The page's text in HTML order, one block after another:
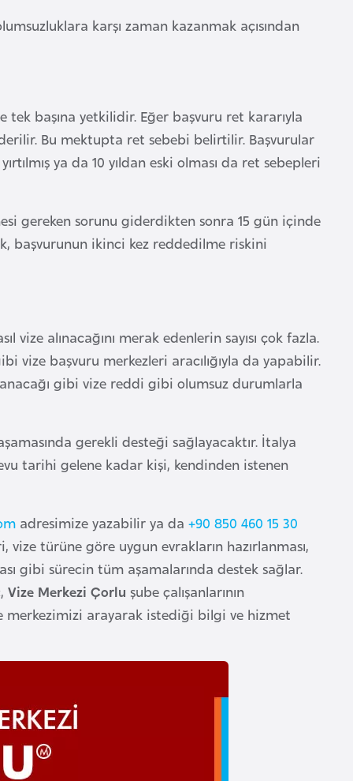
karşı zaman kazanmak açısından
tek başına yetkilidir. Eğer başvuru ret kararıyla
Bu mektupta ret sebebi belirtilir. Başvurular
ya da 10 yıldan eski olması da ret sebepleri
gereken sorunu giderdikten sonra 15 gün içinde
başvurunun ikinci kez reddedilme riskini
alınacağını merak edenlerin sayısı çok fazla.
vize başvuru merkezleri aracılığıyla da yapabilir.
gibi vize reddi gibi olumsuz durumlarla
gerekli desteği sağlayacaktır. İtalya
tarihi gelene kadar kişi, kendinden istenen
adresimize yazabilir ya da +90 850 460 15 30
türüne göre uygun evrakların hazırlanması,
gibi sürecin tüm aşamalarında destek sağlar.
Vize Merkezi Çorlu şube çalışanlarının
merkezimizi arayarak istediği bilgi ve hizmet